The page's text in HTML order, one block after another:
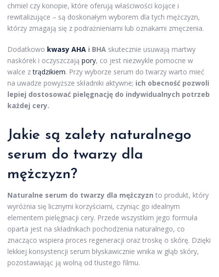
chmiel czy konopie, które oferują właściwości kojące i
rewitalizujące – są doskonałym wyborem dla tych mężczyzn,
którzy zmagają się z podrażnieniami lub oznakami zmęczenia.
Dodatkowo kwasy AHA i BHA skutecznie usuwają martwy
naskórek i oczyszczają pory, co jest niezwykle pomocne w
walce ztrądzikiem. Przy wyborze serum do twarzy warto mieć
na uwadze powyższe składniki aktywne; ich obecność pozwoli
lepiej dostosować pielęgnację do indywidualnych potrzeb
każdej cery.
Jakie są zalety naturalnego
serum do twarzy dla
mężczyzn?
Naturalne serum do twarzy dla mężczyzn to produkt, który
wyróżnia się licznymi korzyściami, czyniąc go idealnym
elementem pielęgnacji cery. Przede wszystkim jego formuła
oparta jest na składnikach pochodzenia naturalnego, co
znacząco wspiera proces regeneracji oraz troskę o skórę. Dzięki
lekkiej konsystencji serum błyskawicznie wnika w głąb skóry,
pozostawiając ją wolną od tłustego filmu.